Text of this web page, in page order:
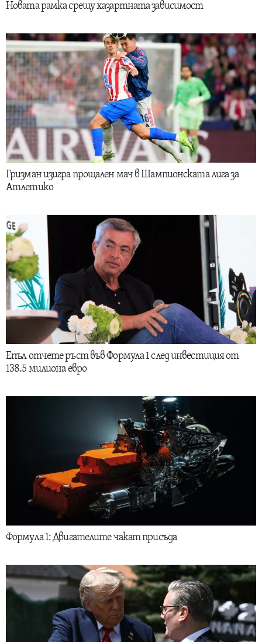
Новата рамка срещу хазартната зависимост
Гризман изигра прощален мач в Шампионската лига за
Атлетико
Епъл отчете ръст във Формула 1 след инвестиция от
138.5 милиона евро
Формула 1: Двигателите чакат присъда